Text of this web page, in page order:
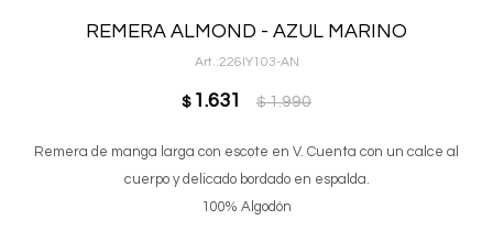
REMERA ALMOND - AZUL MARINO
226IY103-AN
$ 1.631 $ 1.990
Remera de manga larga con escote en V. Cuenta con un calce al
cuerpo y delicado bordado en espalda.
100% Algodón